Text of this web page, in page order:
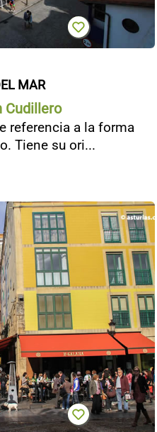
MAR
Cudillero
referencia a la forma
Tiene su ori...